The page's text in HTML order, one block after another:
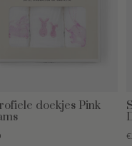
doekjes Pink